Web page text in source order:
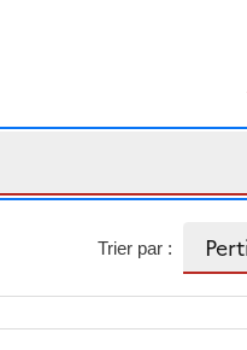
Trier par :